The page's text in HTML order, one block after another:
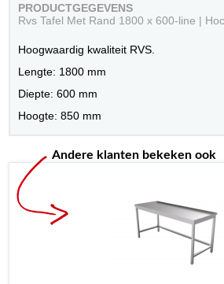
PRODUCTGEGEVENS
Rvs Tafel Met Rand 1800 x 600-line |
Hoogwaardig kwaliteit RVS.
Lengte: 1800 mm
Diepte: 600 mm
Hoogte: 850 mm
Andere klanten bekeken ook